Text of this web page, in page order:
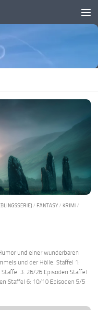
/ FANTASY/ KRIMI /
und einer wunderbaren
und der Hölle. Staffel 1:
3: 26/26 Episoden Staffel
Staffel 6: 10/10 Episoden 5/5